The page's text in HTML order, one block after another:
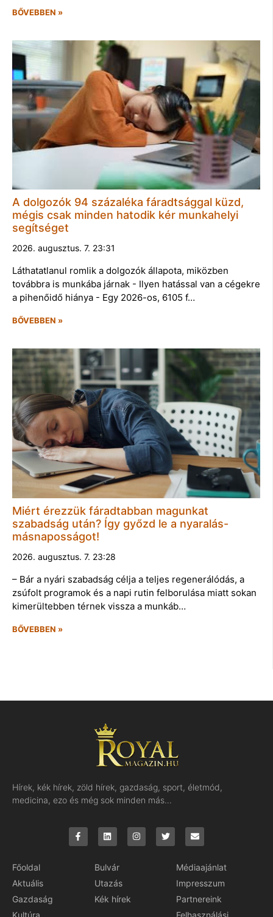
BŐVEBBEN »
A dolgozók 94 százaléka fáradtsággal küzd,
mégis csak minden hatodik kér munkahelyi
segítséget
2026. augusztus. 7. 23:31
Láthatatlanul romlik a dolgozók állapota, miközben
továbbra is munkába járnak - Ilyen hatással van a cégekre
a pihenőidő hiánya - Egy 2026-os, 6105 f…
BŐVEBBEN »
Miért érezzük fáradtabban magunkat
szabadság után? Így győzd le a nyaralás-
másnaposságot!
2026. augusztus. 7. 23:28
– Bár a nyári szabadság célja a teljes regenerálódás, a
zsúfolt programok és a napi rutin felborulása miatt sokan
kimerültebben térnek vissza a munkáb…
BŐVEBBEN »
Hírek, kék hírek, zöld hírek, gazdaság, sport, életmód,
medicina, ezo és még sok minden más…
Főoldal
Aktuális
Gazdaság
Kultúra
Bulvár
Utazás
Kék hírek
Médiaajánlat
Impresszum
Partnereink
Felhasználási